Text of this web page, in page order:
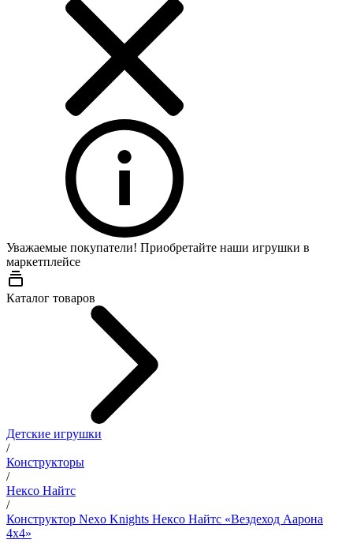
Уважаемые покупатели! Приобретайте наши игрушки в
маркетплейсе
Каталог товаров
Детские игрушки
/
Конструкторы
/
Нексо Найтс
/
Конструктор Nexo Knights Нексо Найтс «Вездеход Аарона
4x4»